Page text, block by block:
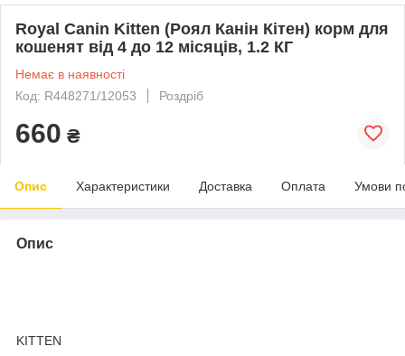
Royal Canin Kitten (Роял Канін Кітен) корм для
кошенят від 4 до 12 місяців, 1.2 КГ
Немає в наявності
Код: R448271/12053
Роздріб
660 ₴
Опис Характеристики Доставка Оплата Умови
Опис
KITTEN